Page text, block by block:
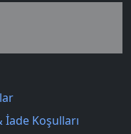
İade Koşulları